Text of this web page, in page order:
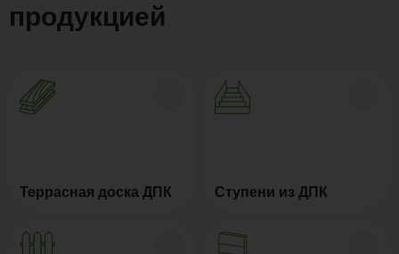
продукцией
Террасная доска ДПК Ступени из ДПК